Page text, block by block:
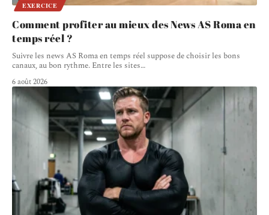
EXERCICE
Comment profiter au mieux des News AS Roma en
temps réel ?
Suivre les news AS Roma en temps réel suppose de choisir les bons
canaux, au bon rythme. Entre les sites…
6 août 2026